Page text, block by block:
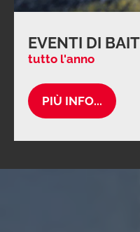
EVENTI DI
tutto l'anno
PIÙ INFO...